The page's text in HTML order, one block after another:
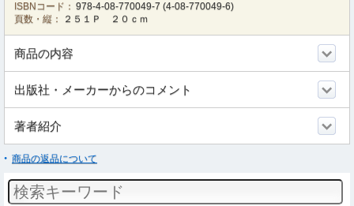
ISBNコード： 978-4-08-770049-7 (4-08-770049-6)
頁数・縦：
２５１Ｐ ２０ｃｍ
商品の内容
出版社・メーカーからのコメント
著者紹介
商品の返品について